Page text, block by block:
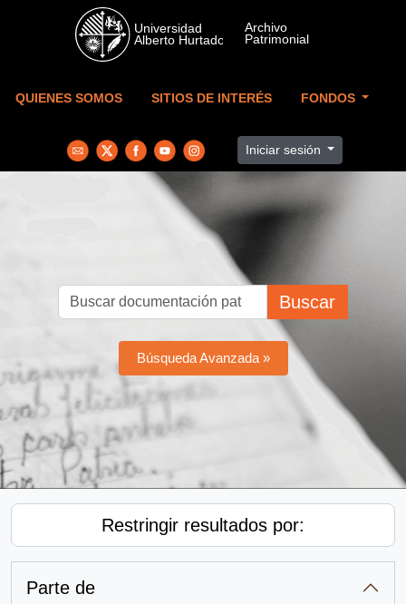
Skip to main content
QUIENES SOMOS SITIOS DE INTERÉS FONDOS
Iniciar sesión
Buscar
Búsqueda Avanzada »
Restringir resultados por:
Parte de